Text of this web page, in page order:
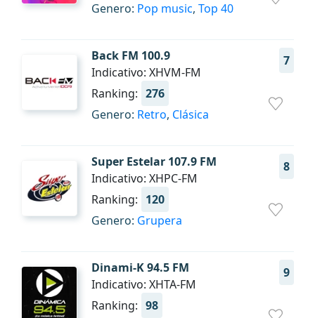
Genero: Pop music, Top 40
Back FM 100.9 7
Indicativo: XHVM-FM
Ranking: 276
Genero: Retro, Clásica
Super Estelar 107.9 FM 8
Indicativo: XHPC-FM
Ranking: 120
Genero: Grupera
Dinami-K 94.5 FM 9
Indicativo: XHTA-FM
Ranking: 98